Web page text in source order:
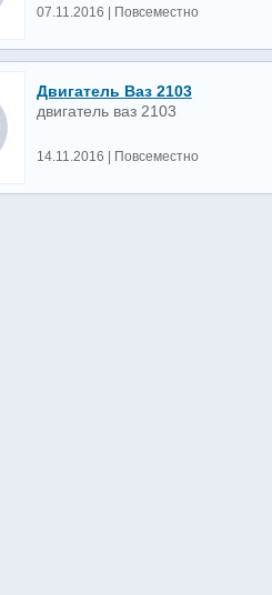
07.11.2016 | Повсеместно
Двигатель Ваз 2103
двигатель ваз 2103
14.11.2016 | Повсеместно